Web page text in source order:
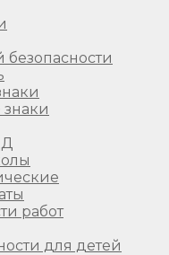
работ
для детей